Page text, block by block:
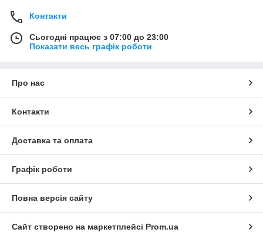
Контакти
Сьогодні працює з 07:00 до 23:00
Показати весь графік роботи
Про нас
Контакти
Доставка та оплата
Графік роботи
Повна версія сайту
Сайт створено на маркетплейсі Prom.ua